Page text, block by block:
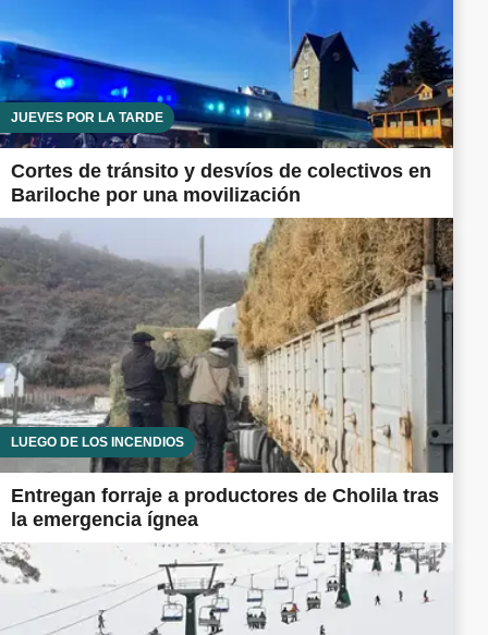
JUEVES POR LA TARDE
Cortes de tránsito y desvíos de colectivos en
Bariloche por una movilización
LUEGO DE LOS INCENDIOS
Entregan forraje a productores de Cholila tras
la emergencia ígnea